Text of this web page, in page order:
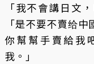
「我不會講日文
「是不要不賣给
你幫幫手賣給我
我。」